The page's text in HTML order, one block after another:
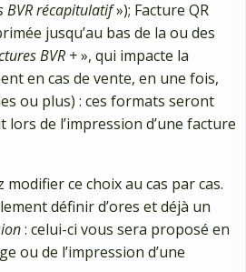
BVR récapitulatif»); Facture QR
jusqu’au bas de la ou des
BVR +», qui impacte la
en cas de vente, en une fois,
ou plus) : ces formats seront
de l’impression d’une facture
ce choix au cas par cas.
définir d’ores et déjà un
: celui-ci vous sera proposé en
ou de l’impression d’une